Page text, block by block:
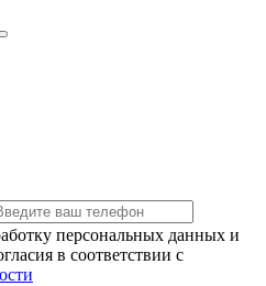
персональных данных и
в соответствии с